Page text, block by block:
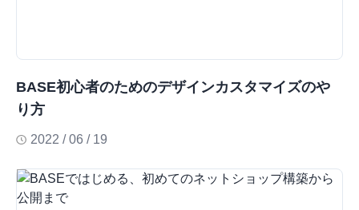
BASE初心者のためのデザインカスタマイズのや
り方
2022 / 06 / 19